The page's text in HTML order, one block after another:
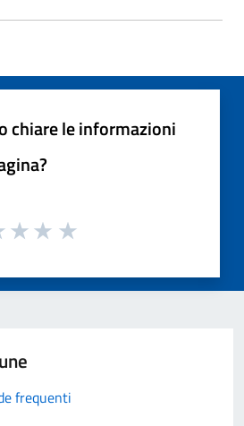
chiare le informazioni
frequenti